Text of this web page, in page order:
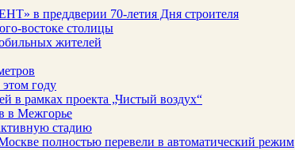
в преддверии 70-летия Дня строителя
востоке столицы
жителей
году
в рамках проекта „Чистый воздух“
в Межгорье
стадию
полностью перевели в автоматический режим